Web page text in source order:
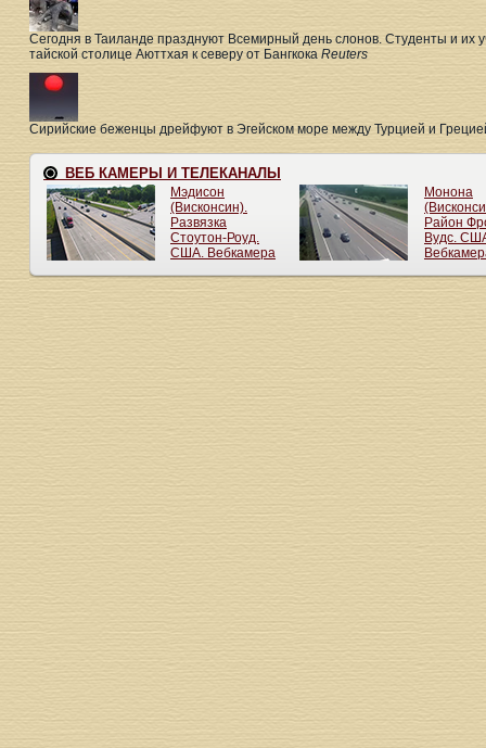
Сегодня в Таиланде празднуют Всемирный день слонов. Студенты и их
тайской столице Аюттхая к северу от Бангкока Reuters
Сирийские беженцы дрейфуют в Эгейском море между Турцией и